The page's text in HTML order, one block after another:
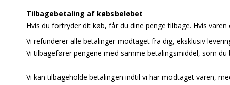
Tilbagebetaling af købsbeløbet
Hvis du fortryder dit køb, får du dine penge tilbage. Hvis
Vi refunderer alle betalinger modtaget fra dig, eksklusiv
Vi tilbagefører pengene med samme betalingsmiddel, som
Vi kan tilbageholde betalingen indtil vi har modtaget varen,